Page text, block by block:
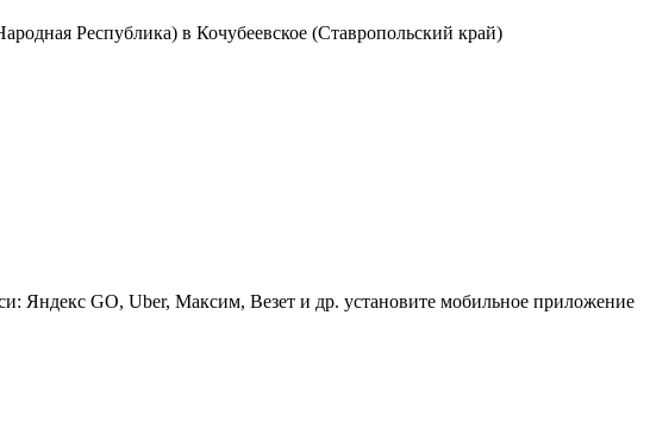
Республика) в Кочубеевское (Ставропольский край)
Яндекс GO, Uber, Максим, Везет и др. установите мобильное приложение